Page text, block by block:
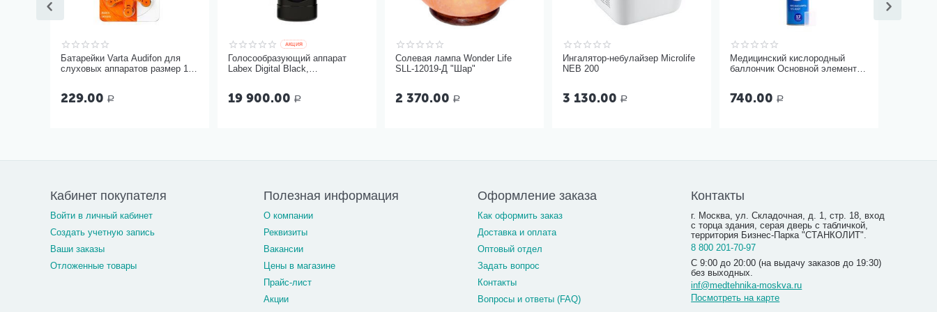
Батарейки Varta Audifon для
слуховых аппаратов размер 13,
229.00 Р
AКЦИЯ
Голосообразующий аппарат
Labex Digital Black,
19 900.00 Р
Солевая лампа Wonder Life
SLL-12019-Д "Шар"
2 370.00 Р
Ингалятор-небулайзер Microlife
NEB 200
3 130.00 Р
Медицинский кислородный
баллончик Основной элемент
740.00 Р
Кабинет покупателя
Войти в личный кабинет
Создать учетную запись
Ваши заказы
Отложенные товары
Полезная информация
О компании
Реквизиты
Вакансии
Цены в магазине
Прайс-лист
Акции
Оформление заказа
Как оформить заказ
Доставка и оплата
Оптовый отдел
Задать вопрос
Контакты
Вопросы и ответы (FAQ)
Контакты
г. Москва, ул. Складочная, д. 1, стр. 18, вход
с торца здания, серая дверь с табличкой,
территория Бизнес-Парка "СТАНКОЛИТ".
8 800 201-70-97
С 9:00 до 20:00 (на выдачу заказов до 19:30)
без выходных.
inf@medtehnika-moskva.ru
Посмотреть на карте